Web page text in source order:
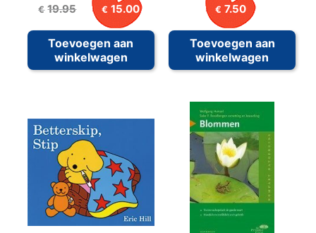
€ 19.95
Oorspronkelijke
prijs
was:
€19.95.
€ 15.00
is:
Toevoegen aan
winkelwagen
€ 7.50
Toevoegen aan
winkelwagen